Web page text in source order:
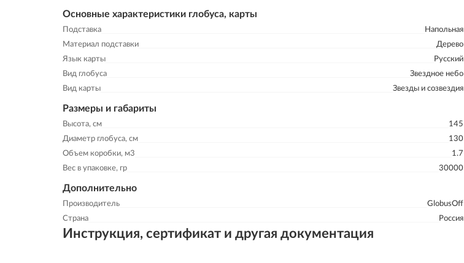
Основные характеристики глобуса, карты
Подставка
Напольная
Материал подставки
Дерево
Язык карты
Русский
Вид глобуса
Звездное небо
Вид карты
Звезды и созвездия
Размеры и габариты
Высота, см
145
Диаметр глобуса, см
130
Объем коробки, м3
1.7
Вес в упаковке, гр
30000
Дополнительно
Производитель
GlobusOff
Страна
Россия
Инструкция, сертификат и другая документация